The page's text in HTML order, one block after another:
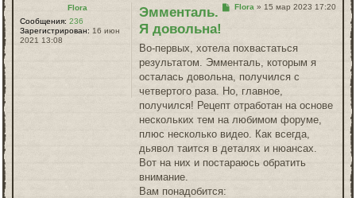
Flora
Сообщения: 236
Зарегистрирован: 16 июн
2021 13:08
Сообщение
Flora » 15 мар 2023 17:20
Эмменталь.
Я довольна!
Во-первых, хотела похвастаться
результатом. Эмменталь, которым я
осталась довольна, получился с
четвертого раза. Но, главное,
получился! Рецепт отработан на основе
нескольких тем на любимом форуме,
плюс несколько видео. Как всегда,
дьявол таится в деталях и нюансах.
Вот на них и постараюсь обратить
внимание.
Вам понадобится: